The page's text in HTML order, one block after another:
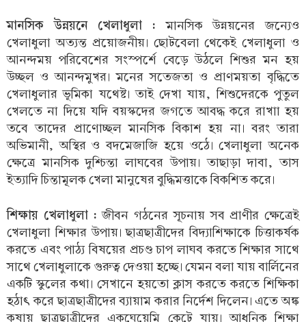
মানসিক উন্নয়নে খেলাধুলা : মানসিক উন্নয়নের জন্যেও
খেলাধুলা অত্যন্ত প্রয়োজনীয়। ছোটবেলা থেকেই খেলাধুলা ও
আনন্দময় পরিবেশের সংস্পর্শে বেড়ে উঠলে শিশুর মন হয়
উচ্ছল ও আনন্দমুখর। মনের সতেজতা ও প্রাণময়তা বৃদ্ধিতে
খেলাধুলার ভূমিকা যথেষ্ট। তাই দেখা যায়, শিশুদেরকে পুতুল
খেলতে না দিয়ে যদি বয়স্কদের জগতে আবদ্ধ করে রাখাা হয়
তবে তাদের প্রাণোচ্ছল মানসিক বিকাশ হয় না। বরং তারা
অভিমানী, অস্থির ও বদমেজাজি হয়ে ওঠে। খেলাধুলা অনেক
ক্ষেত্রে মানসিক দুশ্চিন্তা লাঘবের উপায়। তাছাড়া দাবা, তাস
ইত্যাদি চিন্তামূলক খেলা মানুষের বুদ্ধিমত্তাকে বিকশিত করে।
শিক্ষায় খেলাধুলা : জীবন গঠনের সূচনায় সব প্রাণীর ক্ষেত্রেই
খেলাধুলা শিক্ষার উপায়। ছাত্রছাত্রীদের বিদ্যাশিক্ষাকে চিত্তাকর্ষক
করতে এবং পাঠ্য বিষয়ের প্রচণ্ড চাপ লাঘব করতে শিক্ষার সাথে
সাথে খেলাধুলাকে গুরুত্ব দেওয়া হচ্ছে। যেমন বলা যায় বার্লিনের
একটি স্কুলের কথা। সেখানে হয়তো ক্লাস করতে করতে শিক্ষিকা
হঠাৎ করে ছাত্রছাত্রীদের ব্যায়াম করার নির্দেশ দিলেন। এতে অঙ্ক
কষায় ছাত্রছাত্রীদের একঘেয়েমি কেটে যায়। আধুনিক শিক্ষা